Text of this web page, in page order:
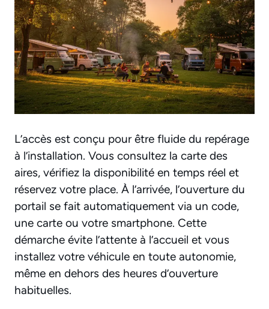
L’accès est conçu pour être fluide du repérage
à l’installation. Vous consultez la carte des
aires, vérifiez la disponibilité en temps réel et
réservez votre place. À l’arrivée, l’ouverture du
portail se fait automatiquement via un code,
une carte ou votre smartphone. Cette
démarche évite l’attente à l’accueil et vous
installez votre véhicule en toute autonomie,
même en dehors des heures d’ouverture
habituelles.